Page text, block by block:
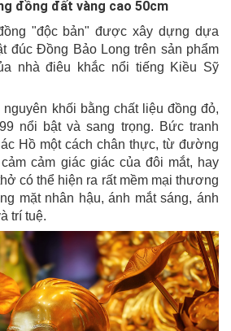
đồng đất vàng cao 50cm
"độc bản" được xây dựng dựa
đúc Đồng Bảo Long trên sản phẩm
nhà điêu khắc nổi tiếng Kiều Sỹ
khối bằng chất liệu đồng đỏ,
nổi bật và sang trọng. Bức tranh
Hồ một cách chân thực, từ đường
cảm giác giác của đôi mắt, hay
có thể hiện ra rất mềm mại thương
mặt nhân hậu, ánh mắt sáng, ánh
trí tuệ.